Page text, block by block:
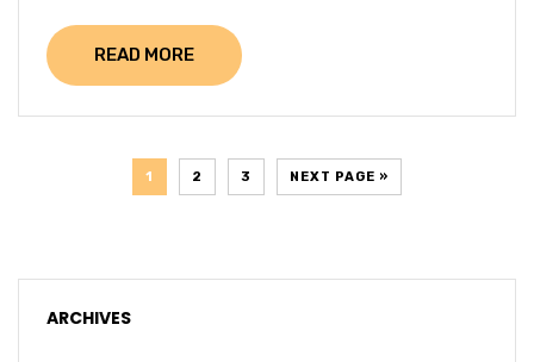
READ MORE
1 2 3 NEXT PAGE »
ARCHIVES